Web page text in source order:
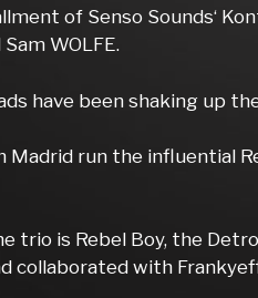
of Senso Sounds‘
WOLFE.
have been shaking up
Madrid run the influential
trio is Rebel Boy, the
collaborated with